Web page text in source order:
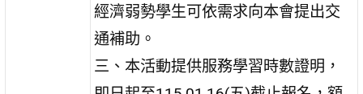
經濟弱勢學生可依需求向本會提出交
通補助。
三、本活動提供服務學習時數證明，